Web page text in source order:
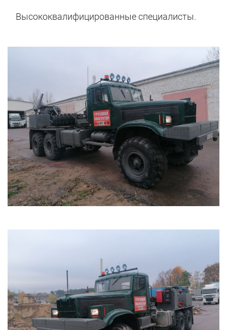
Высококвалифицированные специалисты.